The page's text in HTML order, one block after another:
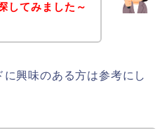
してみました～
興味のある方は参考にし